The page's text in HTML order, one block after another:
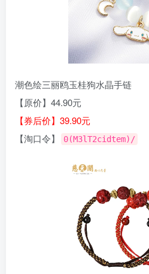
潮色绘三丽鸥玉桂狗水晶手链
【原价】44.90元
【券后价】39.90元
【淘口令】
0(M3lT2cidtem)/